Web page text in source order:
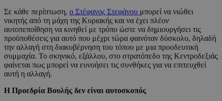
Σε κάθε περίπτωση, ο Στέφανος Στεφάνου μπορεί να νιώθει
νικητής από τη μάχη της Κυριακής και να έχει πλέον
αυτοπεποίθηση να κινηθεί με τρόπο ώστε να δημιουργήσει τις
προϋποθέσεις για αυτό που μέχρι τώρα φαινόταν δύσκολο, δηλαδή
την αλλαγή στη διακυβέρνηση του τόπου με μια προοδευτική
συμμαχία. Το σκηνικό, εξάλλου, στο στρατόπεδο της Κεντροδεξιάς
φαίνεται πως μπορεί να ευνοήσει τις συνθήκες για να επιτευχθεί
αυτή η αλλαγή.
Η Προεδρία Βουλής δεν είναι αυτοσκοπός